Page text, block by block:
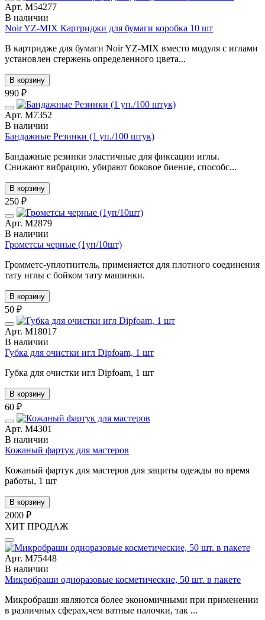
Арт. М54277
В наличии
Noir YZ-MIX Картриджи для бумаги коробка 10 шт
В картридже для бумаги Noir YZ-MIX вместо модуля с иглами
установлен стержень определенного цвета...
В корзину
990 ₽
Арт. М7352
В наличии
Бандажные Резинки (1 уп./100 штук)
Бандажные резинки эластичные для фиксации иглы.
Снижают вибрацию, убирают боковое биение, способс...
В корзину
250 ₽
Арт. М2879
В наличии
Грометсы черные (1уп/10шт)
Громметс-уплотнитель, применяется для плотного соединения
тату иглы с бойком тату машинки.
В корзину
50 ₽
Арт. М18017
В наличии
Губка для очистки игл Dipfoam, 1 шт
Губка для очистки игл Dipfoam, 1 шт
В корзину
60 ₽
Арт. М4301
В наличии
Кожаный фартук для мастеров
Кожаный фартук для мастеров для защиты одежды во время
работы, 1 шт
В корзину
2000 ₽
ХИТ ПРОДАЖ
Арт. М75448
В наличии
Микробраши одноразовые косметические, 50 шт. в пакете
Микробраши являются более экономичными при применении
в различных сферах,чем ватные палочки, так ...